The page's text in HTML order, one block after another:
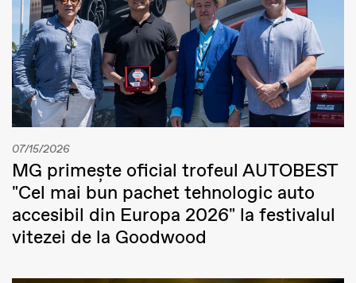
07/15/2026
MG primește oficial trofeul AUTOBEST
"Cel mai bun pachet tehnologic auto
accesibil din Europa 2026" la festivalul
vitezei de la Goodwood